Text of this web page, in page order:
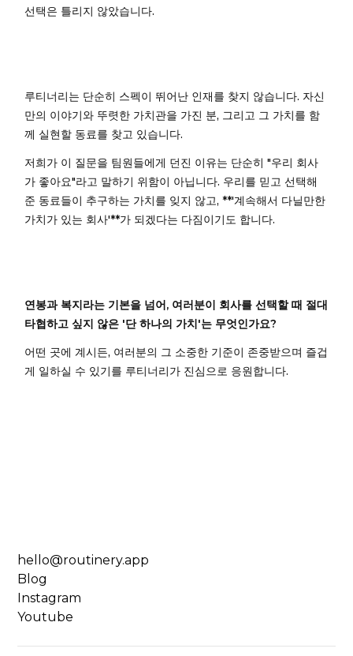
선택은 틀리지 않았습니다.
루티너리는 단순히 스펙이 뛰어난 인재를 찾지 않습니다. 자신
만의 이야기와 뚜렷한 가치관을 가진 분, 그리고 그 가치를 함
께 실현할 동료를 찾고 있습니다.
저희가 이 질문을 팀원들에게 던진 이유는 단순히 "우리 회사
가 좋아요"라고 말하기 위함이 아닙니다. 우리를 믿고 선택해
준 동료들이 추구하는 가치를 잊지 않고, **'계속해서 다닐만한
가치가 있는 회사'**가 되겠다는 다짐이기도 합니다.
연봉과 복지라는 기본을 넘어, 여러분이 회사를 선택할 때 절대
타협하고 싶지 않은 '단 하나의 가치'는 무엇인가요?
어떤 곳에 계시든, 여러분의 그 소중한 기준이 존중받으며 즐겁
게 일하실 수 있기를 루티너리가 진심으로 응원합니다.
hello@routinery.app
Blog
Instagram
Youtube